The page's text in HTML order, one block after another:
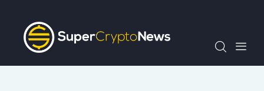
Chỉ Số SCN30
Tin Tức
Quan Điểm